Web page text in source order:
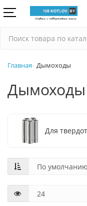
Главная Дымоходы
Дымоходы
Для